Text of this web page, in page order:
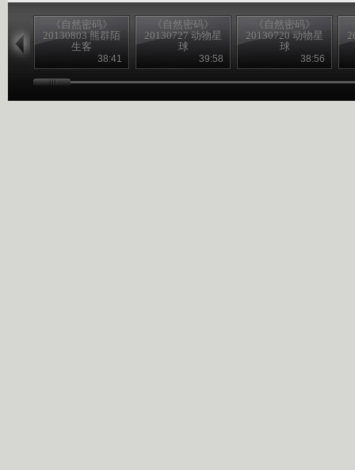
《自然密码》
20130803 熊群陌
生客
38:41
《自然密码》
20130727 动物星
球
39:58
《自然密码》
20130720 动物星
球
38:56